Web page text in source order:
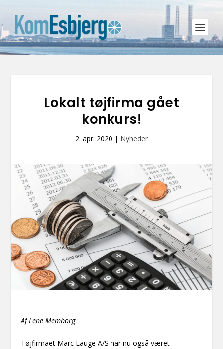
Lokalt tøjfirma gået
konkurs!
2. apr. 2020 | Nyheder
Af Lene Memborg
Tøjfirmaet Marc Lauge A/S har nu også været